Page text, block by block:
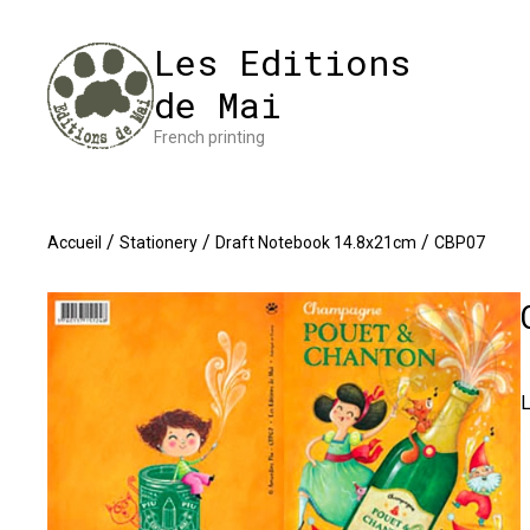
Les Editions
de Mai
French printing
Accueil / Stationery / Draft Notebook 14.8x21cm / CBP07